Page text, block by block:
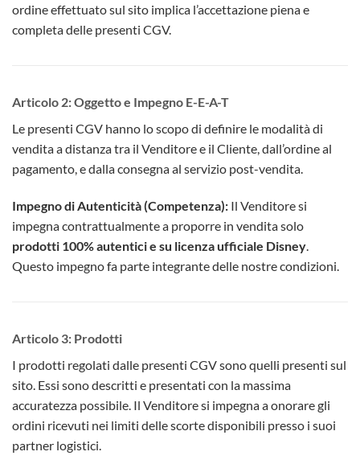
ordine effettuato sul sito implica l’accettazione piena e
completa delle presenti CGV.
Articolo 2: Oggetto e Impegno E-E-A-T
Le presenti CGV hanno lo scopo di definire le modalità di
vendita a distanza tra il Venditore e il Cliente, dall’ordine al
pagamento, e dalla consegna al servizio post-vendita.
Impegno di Autenticità (Competenza): Il Venditore si
impegna contrattualmente a proporre in vendita solo
prodotti 100% autentici e su licenza ufficiale Disney
Questo impegno fa parte integrante delle nostre condizioni.
Articolo 3: Prodotti
I prodotti regolati dalle presenti CGV sono quelli presenti sul
sito. Essi sono descritti e presentati con la massima
accuratezza possibile. Il Venditore si impegna a onorare gli
ordini ricevuti nei limiti delle scorte disponibili presso i suoi
partner logistici.